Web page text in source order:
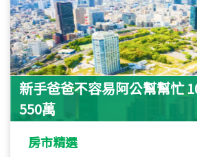
新手爸爸不容易阿公幫幫忙
550萬
房市精選